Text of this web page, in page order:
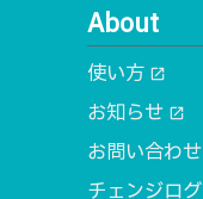
About
使い方 open_in_new
お知らせ open_in_new
お問い合わせ
チェンジログ